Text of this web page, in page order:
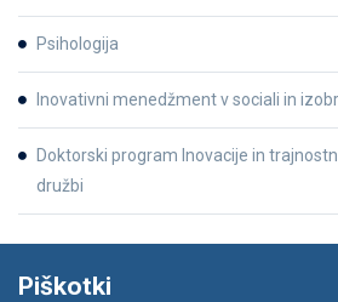
Psihologija
Inovativni menedžment v sociali in
Doktorski program Inovacije in
družbi
OSTALO
Piškotki